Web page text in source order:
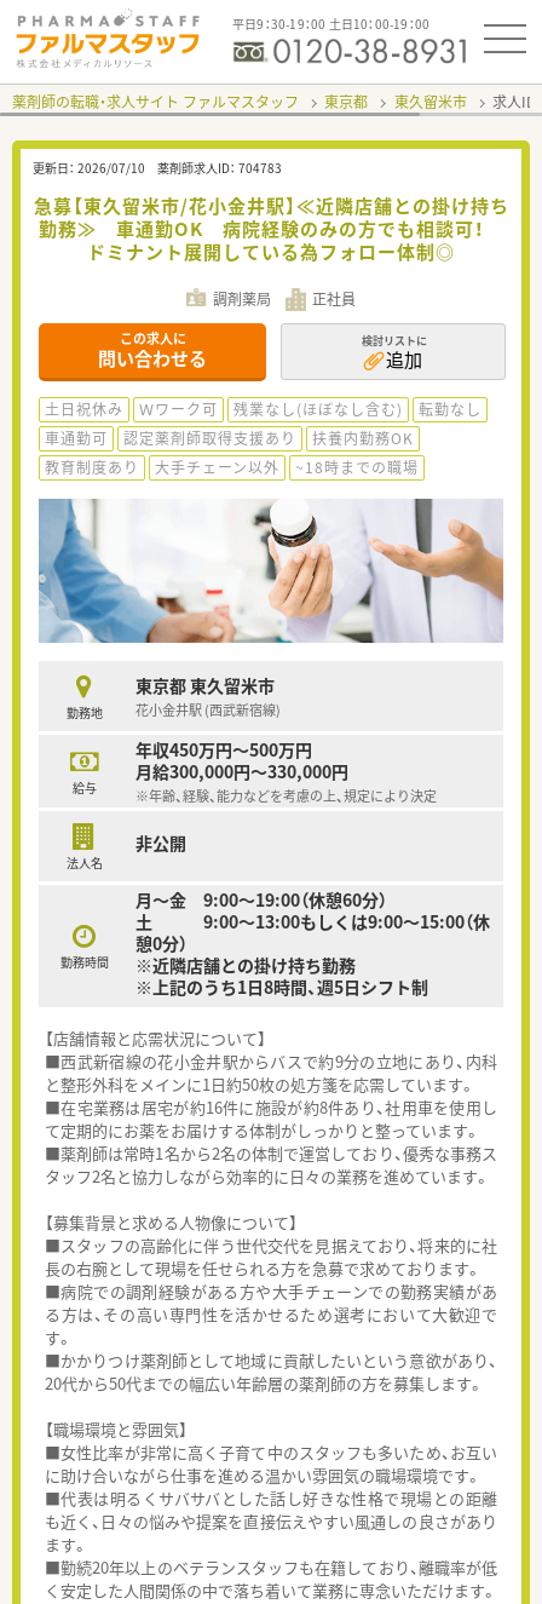
平日9：30-19：00 土日10：00-19：00
薬剤師の転職・求人サイト ファルマスタッフ 東京都 東久留米市 求人ID
更新日： 2026/07/10 薬剤師求人ID： 704783
急募【東久留米市/花小金井駅】≪近隣店舗との掛け持ち
勤務≫ 車通勤OK 病院経験のみの方でも相談可！
ドミナント展開している為フォロー体制◎
調剤薬局 正社員
この求人に
問い合わせる
検討リストに
追加
土日祝休み Ｗワーク可 残業なし(ほぼなし含む)
転勤なし
車通勤可
認定薬剤師取得支援あり
扶養内勤務OK
教育制度あり
大手チェーン以外 ~18時までの職場
勤務地
東京都 東久留米市
花小金井駅 (西武新宿線)
給与
年収450万円～500万円
月給300,000円～330,000円
※年齢、経験、能力などを考慮の上、規定により決定
法人名
非公開
勤務時間
月～金 9:00～19:00（休憩60分）
土 9:00～13:00もしくは9:00～15:00（休
憩0分）
※近隣店舗との掛け持ち勤務
※上記のうち1日8時間、週5日シフト制
【店舗情報と応需状況について】
■西武新宿線の花小金井駅からバスで約9分の立地にあり、内科
と整形外科をメインに1日約50枚の処方箋を応需しています。
■在宅業務は居宅が約16件に施設が約8件あり、社用車を使用し
て定期的にお薬をお届けする体制がしっかりと整っています。
■薬剤師は常時1名から2名の体制で運営しており、優秀な事務ス
タッフ2名と協力しながら効率的に日々の業務を進めています。
【募集背景と求める人物像について】
■スタッフの高齢化に伴う世代交代を見据えており、将来的に社
長の右腕として現場を任せられる方を急募で求めております。
■病院での調剤経験がある方や大手チェーンでの勤務実績があ
る方は、その高い専門性を活かせるため選考において大歓迎で
す。
■かかりつけ薬剤師として地域に貢献したいという意欲があり、
20代から50代までの幅広い年齢層の薬剤師の方を募集します。
【職場環境と雰囲気】
■女性比率が非常に高く子育て中のスタッフも多いため、お互い
に助け合いながら仕事を進める温かい雰囲気の職場環境です。
■代表は明るくサバサバとした話し好きな性格で現場との距離
も近く、日々の悩みや提案を直接伝えやすい風通しの良さがあり
ます。
■勤続20年以上のベテランスタッフも在籍しており、離職率が低
く安定した人間関係の中で落ち着いて業務に専念いただけます。